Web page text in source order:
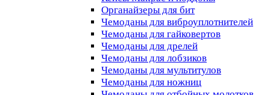
Органайзеры для бит
Чемоданы для виброуплотнителей
Чемоданы для гайковертов
Чемоданы для дрелей
Чемоданы для лобзиков
Чемоданы для мультитулов
Чемоданы для ножниц